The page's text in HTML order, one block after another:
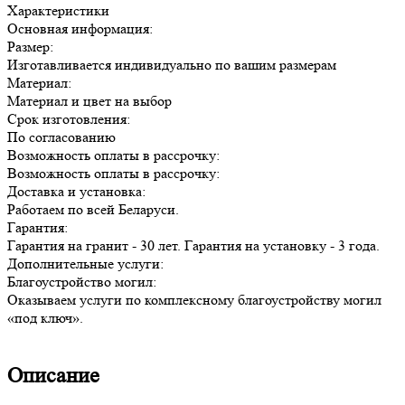
Характеристики
Основная информация:
Размер:
Изготавливается индивидуально по вашим размерам
Материал:
Материал и цвет на выбор
Срок изготовления:
По согласованию
Возможность оплаты в рассрочку:
Возможность оплаты в рассрочку:
Доставка и установка:
Работаем по всей Беларуси.
Гарантия:
Гарантия на гранит - 30 лет. Гарантия на установку - 3 года.
Дополнительные услуги:
Благоустройство могил:
Оказываем услуги по комплексному благоустройству могил
«под ключ».
Описание